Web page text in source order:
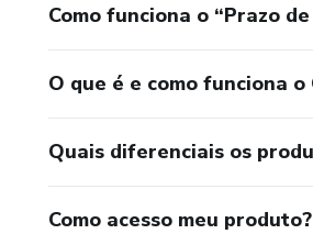
Como funciona o “Prazo
O que é e como funciona
Quais diferenciais os
Como acesso meu produto?